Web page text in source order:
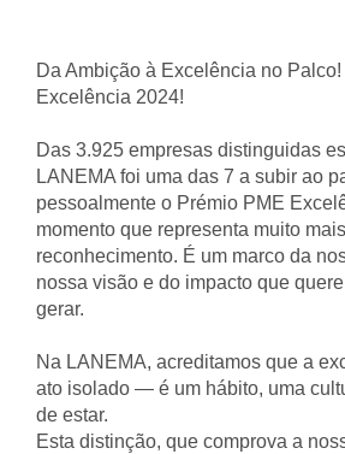
Da Ambição à Excelência no
Excelência 2024!
Das 3.925 empresas distinguidas
LANEMA foi uma das 7 a subir ao
pessoalmente o Prémio PME
momento que representa muito
reconhecimento. É um marco da
nossa visão e do impacto que
gerar.
Na LANEMA, acreditamos que a
ato isolado — é um hábito, uma
de estar.
Esta distinção, que comprova a